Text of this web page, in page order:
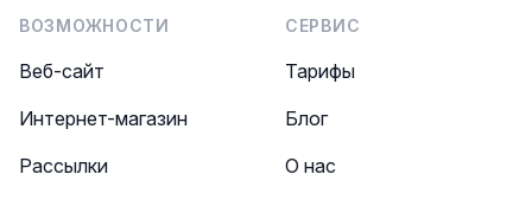
ВОЗМОЖНОСТИ
Веб-сайт
Интернет-магазин
Рассылки
СЕРВИС
Тарифы
Блог
О нас